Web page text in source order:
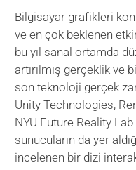
Bilgisayar grafikleri
ve en çok beklenen
bu yıl sanal ortamda
artırılmış gerçeklik
son teknoloji gerçek
Unity Technologies,
NYU Future Reality
sunucuların da yer
incelenen bir dizi